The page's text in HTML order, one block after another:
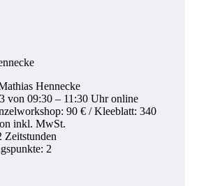
Hennecke
von 09:30 – 11:30 Uhr online
90 € / Kleeblatt: 340
inkl. MwSt.
Zeitstunden
2